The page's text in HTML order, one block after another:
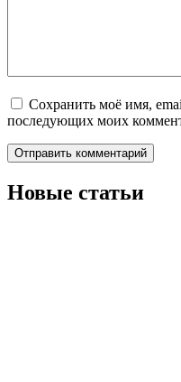
Сохранить моё имя,
последующих моих
Новые статьи